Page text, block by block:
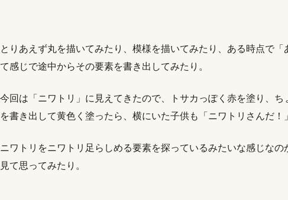
とりあえず丸を描いてみたり、模様を描いてみたり、ある時点で
て感じで途中からその要素を書き出してみたり。
今回は「ニワトリ」に見えてきたので、トサカっぽく赤を塗り、
を書き出して黄色く塗ったら、横にいた子供も「ニワトリさんだ！
ニワトリをニワトリ足らしめる要素を探っているみたいな感じな
見て思ってみたり。